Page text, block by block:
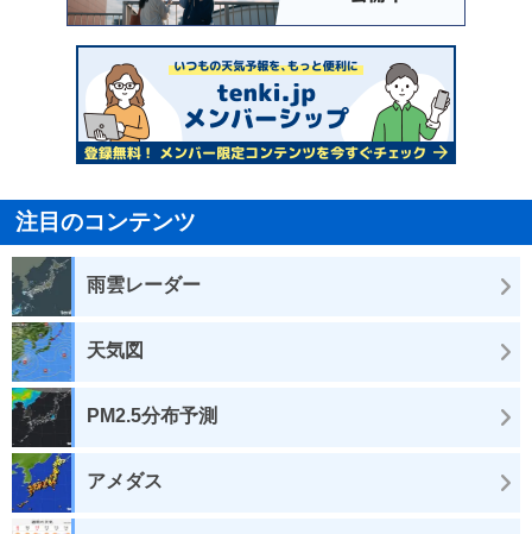
注目のコンテンツ
雨雲レーダー
天気図
PM2.5分布予測
アメダス